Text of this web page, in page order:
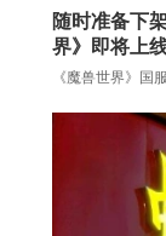
随时准备下
界》即将上
《魔兽世界》国